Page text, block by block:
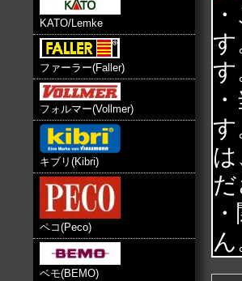
KATO/Lemke
ファーラー(Faller)
フォルマー(Vollmer)
キブリ(Kibri)
ペコ(Peco)
ベモ(BEMO)
す
す
す
だ
ん